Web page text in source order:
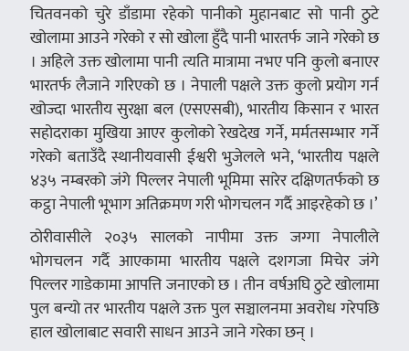
चितवनको चुरे डाँडामा रहेको पानीको मुहानबाट सो पानी ठुटे
खोलामा आउने गरेको र सो खोला हुँदै पानी भारतर्फ जाने गरेको छ
। अहिले उक्त खोलामा पानी त्यति मात्रामा नभए पनि कुलो बनाएर
भारतर्फ लैजाने गरिएको छ । नेपाली पक्षले उक्त कुलो प्रयोग गर्न
खोज्दा भारतीय सुरक्षा बल (एसएसबी), भारतीय किसान र भारत
सहोदराका मुखिया आएर कुलोको रेखदेख गर्ने, मर्मतसम्भार गर्ने
गरेको बताउँदै स्थानीयवासी ईश्वरी भुजेलले भने, ‘भारतीय पक्षले
४३५ नम्बरको जंगे पिल्लर नेपाली भूमिमा सारेर दक्षिणतर्फको छ
कट्ठा नेपाली भूभाग अतिक्रमण गरी भोगचलन गर्दै आइरहेको छ ।’
ठोरीवासीले २०३५ सालको नापीमा उक्त जग्गा नेपालीले
भोगचलन गर्दै आएकामा भारतीय पक्षले दशगजा मिचेर जंगे
पिल्लर गाडेकामा आपत्ति जनाएको छ । तीन वर्षअघि ठुटे खोलामा
पुल बन्यो तर भारतीय पक्षले उक्त पुल सञ्चालनमा अवरोध गरेपछि
हाल खोलाबाट सवारी साधन आउने जाने गरेका छन् ।